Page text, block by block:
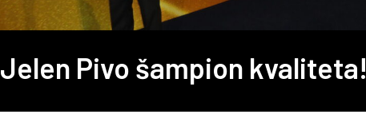
Jelen Pivo šampion kvaliteta!